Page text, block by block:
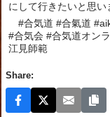
にして行きたいと思い
#合気道 #合氣道
#合気会 #合気道オン
江見師範
Share: